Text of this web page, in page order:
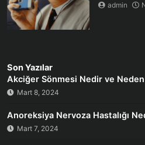
admin
Son Yazılar
Akciğer Sönmesi Nedir ve
Mart 8, 2024
Anoreksiya Nervoza Hastalığı
Mart 7, 2024